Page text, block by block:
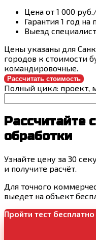
Цена от 1 000
Гарантия 1 год на
Выезд
Цены указаны для
городов к стоимости
командировочные.
Рассчитать стоимость
Полный цикл: проект,
Рассчитайте
обработки
Узнайте цену за 30
и получите расчёт.
Для точного
выедет на объект
Пройти тест бесплатно